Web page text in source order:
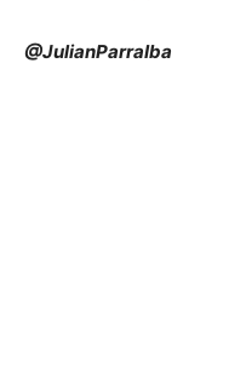
@JulianParraIba